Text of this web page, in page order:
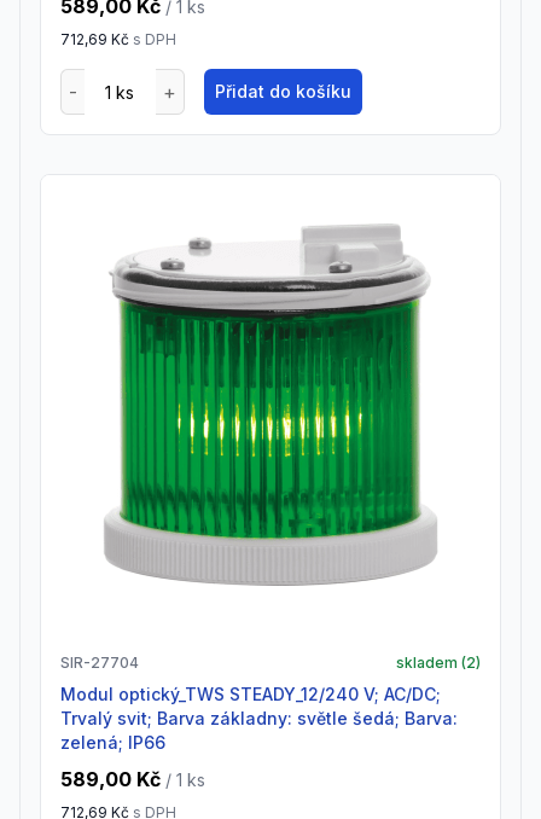
589,00 Kč / 1 ks
712,69 Kč s DPH
Přidat do košíku
SIR-27704 skladem (2)
Modul optický_TWS STEADY_12/240 V; AC/DC;
Trvalý svit; Barva základny: světle šedá; Barva:
zelená; IP66
589,00 Kč / 1 ks
712,69 Kč s DPH